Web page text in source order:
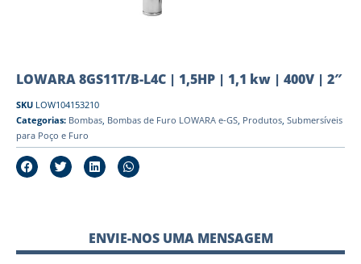
LOWARA 8GS11T/B-L4C | 1,5HP | 1,1 kw | 400V | 2″
SKU LOW104153210
Categorias: Bombas, Bombas de Furo LOWARA e-GS, Produtos, Submersíveis
para Poço e Furo
ENVIE-NOS UMA MENSAGEM